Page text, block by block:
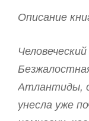
Описание
Атлантиды,
унесла уже